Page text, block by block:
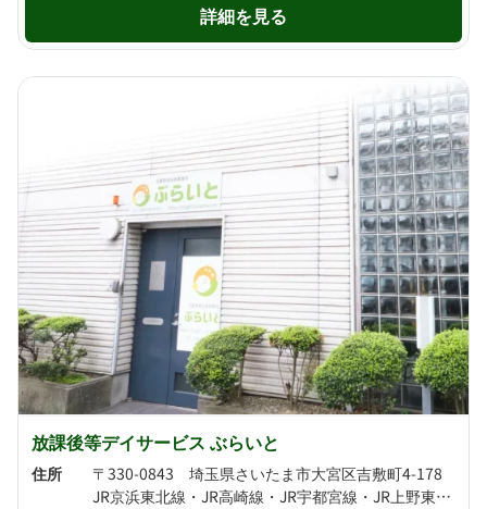
詳細を見る
放課後等デイサービス ぶらいと
住所
〒330-0843 埼玉県さいたま市大宮区吉敷町4-178
JR京浜東北線・JR高崎線・JR宇都宮線・JR上野東京ライン さいたま新都心駅より徒歩6分 JR埼京線 北与野駅より徒歩11分